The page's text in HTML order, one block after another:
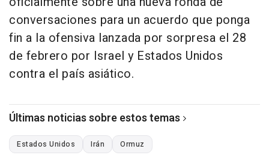
conversaciones para un acuerdo que ponga
fin a la ofensiva lanzada por sorpresa el 28
de febrero por Israel y Estados Unidos
contra el país asiático.
Últimas noticias sobre estos temas
Estados Unidos Irán Ormuz